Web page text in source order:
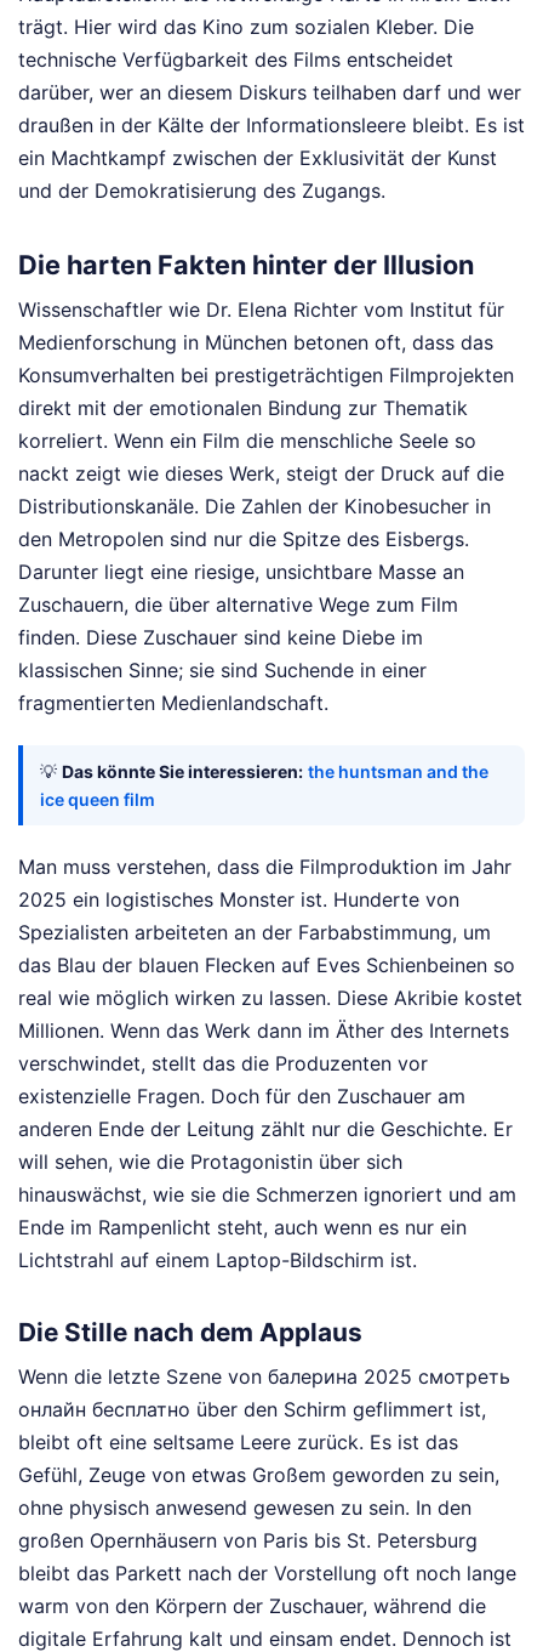
trägt. Hier wird das Kino zum sozialen Kleber. Die
technische Verfügbarkeit des Films entscheidet
darüber, wer an diesem Diskurs teilhaben darf und wer
draußen in der Kälte der Informationsleere bleibt. Es ist
ein Machtkampf zwischen der Exklusivität der Kunst
und der Demokratisierung des Zugangs.
Die harten Fakten hinter der Illusion
Wissenschaftler wie Dr. Elena Richter vom Institut für
Medienforschung in München betonen oft, dass das
Konsumverhalten bei prestigeträchtigen Filmprojekten
direkt mit der emotionalen Bindung zur Thematik
korreliert. Wenn ein Film die menschliche Seele so
nackt zeigt wie dieses Werk, steigt der Druck auf die
Distributionskanäle. Die Zahlen der Kinobesucher in
den Metropolen sind nur die Spitze des Eisbergs.
Darunter liegt eine riesige, unsichtbare Masse an
Zuschauern, die über alternative Wege zum Film
finden. Diese Zuschauer sind keine Diebe im
klassischen Sinne; sie sind Suchende in einer
fragmentierten Medienlandschaft.
💡 Das könnte Sie interessieren: the huntsman and the
ice queen film
Man muss verstehen, dass die Filmproduktion im Jahr
2025 ein logistisches Monster ist. Hunderte von
Spezialisten arbeiteten an der Farbabstimmung, um
das Blau der blauen Flecken auf Eves Schienbeinen so
real wie möglich wirken zu lassen. Diese Akribie kostet
Millionen. Wenn das Werk dann im Äther des Internets
verschwindet, stellt das die Produzenten vor
existenzielle Fragen. Doch für den Zuschauer am
anderen Ende der Leitung zählt nur die Geschichte. Er
will sehen, wie die Protagonistin über sich
hinauswächst, wie sie die Schmerzen ignoriert und am
Ende im Rampenlicht steht, auch wenn es nur ein
Lichtstrahl auf einem Laptop-Bildschirm ist.
Die Stille nach dem Applaus
Wenn die letzte Szene von балерина 2025 смотреть
онлайн бесплатно über den Schirm geflimmert ist,
bleibt oft eine seltsame Leere zurück. Es ist das
Gefühl, Zeuge von etwas Großem geworden zu sein,
ohne physisch anwesend gewesen zu sein. In den
großen Opernhäusern von Paris bis St. Petersburg
bleibt das Parkett nach der Vorstellung oft noch lange
warm von den Körpern der Zuschauer, während die
digitale Erfahrung kalt und einsam endet. Dennoch ist